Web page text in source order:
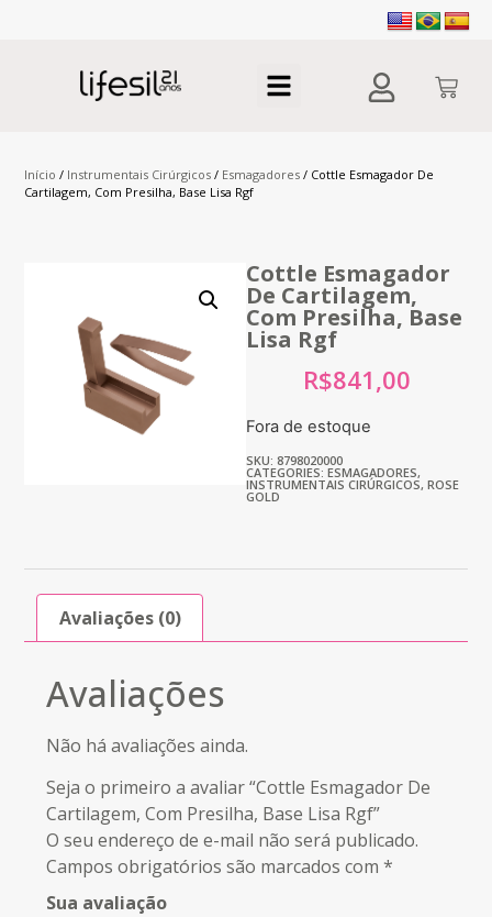
Início / Instrumentais Cirúrgicos / Esmagadores / Cottle Esmagador De
Cartilagem, Com Presilha, Base Lisa Rgf
Cottle Esmagador
De Cartilagem,
Com Presilha, Base
Lisa Rgf
R$841,00
Fora de estoque
SKU: 8798020000
CATEGORIES: ESMAGADORES,
INSTRUMENTAIS CIRÚRGICOS, ROSE
GOLD
Avaliações (0)
Avaliações
Não há avaliações ainda.
Seja o primeiro a avaliar “Cottle Esmagador De
Cartilagem, Com Presilha, Base Lisa Rgf”
O seu endereço de e-mail não será publicado.
Campos obrigatórios são marcados com*
Sua avaliação